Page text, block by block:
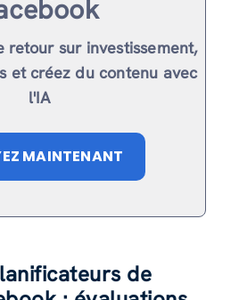
retour sur investissement,
et créez du contenu avec
l'IA
MAINTENANT
de